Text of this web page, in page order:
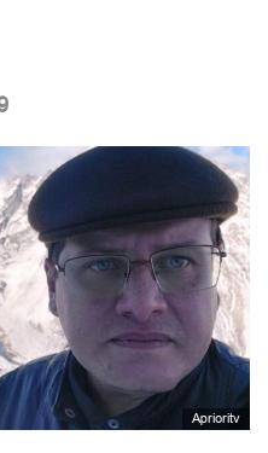
Aprioritv